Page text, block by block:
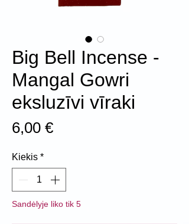
Big Bell Incense -
Mangal Gowri
eksluzīvi vīraki
6,00 €Price
Kiekis *
Sandėlyje liko tik 5